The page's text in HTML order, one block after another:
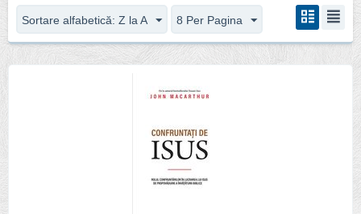
Sortare alfabetică: Z la A 8 Per Pagina